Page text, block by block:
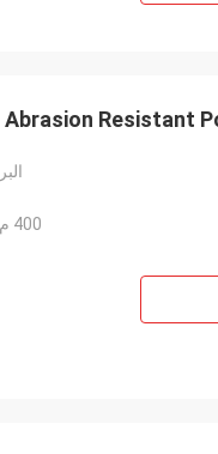
Abrasion Resistant
400 م / لفة